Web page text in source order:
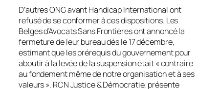
D’autres ONG avant Handicap International ont
refusé de se conformer à ces dispositions. Les
Belges d’Avocats Sans Frontières ont annoncé la
fermeture de leur bureau dès le 17 décembre,
estimant que les prérequis du gouvernement pour
aboutir à la levée de la suspension était « contraire
au fondement même de notre organisation et à ses
valeurs ». RCN Justice & Démocratie, présente